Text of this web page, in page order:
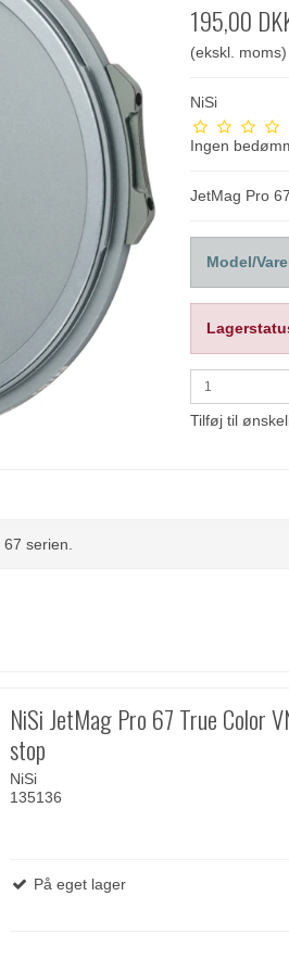
195,00
(ekskl. moms)
NiSi
Ingen
JetMag Pro
Model/
Tilføj til
serien.
NiSi JetMag Pro 67 True Color
stop
NiSi
135136
På eget lager